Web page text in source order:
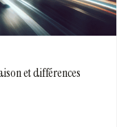
et différences